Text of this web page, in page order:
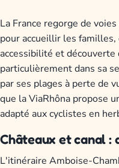
La France regorge de
pour accueillir les
accessibilité et
particulièrement dans sa
par ses plages à perte de
que la ViaRhôna propose
adapté aux cyclistes en
Châteaux et canal :
L'itinéraire Amboise-